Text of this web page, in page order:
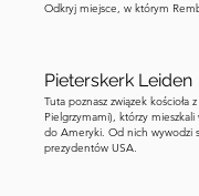
Odkryj miejsce, w którym
Pieterskerk Leiden
Tuta poznasz związek kościoła
Pielgrzymami), którzy
do Ameryki. Od nich wywodzi
prezydentów USA.